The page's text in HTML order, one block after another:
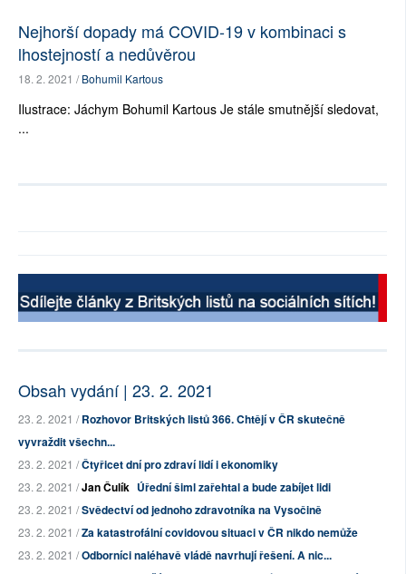
Nejhorší dopady má COVID-19 v kombinaci s
lhostejností a nedůvěrou
18. 2. 2021 /Bohumil Kartous
Ilustrace: Jáchym Bohumil Kartous Je stále smutnější sledovat,
...
Obsah vydání | 23. 2. 2021
23. 2. 2021 /Rozhovor Britských listů 366. Chtějí v ČR skutečně
vyvraždit všechn...
23. 2. 2021 /Čtyřicet dní pro zdraví lidí i ekonomiky
23. 2. 2021 /Jan Čulík Úřední šiml zařehtal a bude zabíjet lidi
23. 2. 2021 /Svědectví od jednoho zdravotníka na Vysočině
23. 2. 2021 /Za katastrofální covidovou situaci v ČR nikdo nemůže
23. 2. 2021 /Odborníci naléhavě vládě navrhují řešení. A nic...